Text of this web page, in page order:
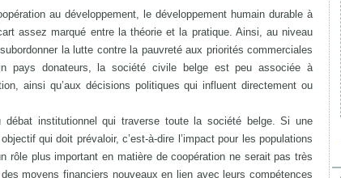
au développement, le développement humain durable à
assez marqué entre la théorie et la pratique. Ainsi, au niveau
la lutte contre la pauvreté aux priorités commerciales
pays donateurs, la société civile belge est peu associée à
ainsi qu’aux décisions politiques qui influent directement ou
débat institutionnel qui traverse toute la société belge. Si une
qui doit prévaloir, c’est-à-dire l’impact pour les populations
plus important en matière de coopération ne serait pas très
moyens financiers nouveaux en lien avec leurs compétences